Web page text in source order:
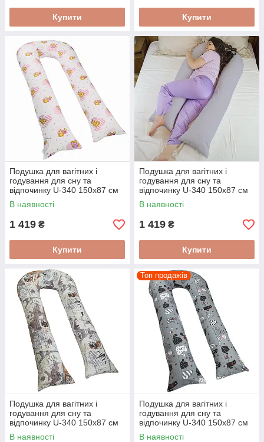
Купити Купити
Подушка для вагітних і
годування для сну та
відпочинку U-340 150х87 см
Ведмедики на рожевому
В наявності
1 419 ₴
Купити
Подушка для вагітних і
годування для сну та
відпочинку U-340 150х87 см
Сіро-лавандова
В наявності
1 419 ₴
Купити
Подушка для вагітних і
годування для сну та
відпочинку U-340 150х87 см
Париж
В наявності
Топ продажів
Подушка для вагітних і
годування для сну та
відпочинку U-340 150х87 см
Котики на сірому
В наявності